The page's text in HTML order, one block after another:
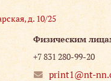
д. 10/25
Физическим
+7 831 280-99-20
print1@nt-